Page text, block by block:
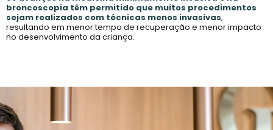
broncoscopia têm permitido que muitos procedimentos
sejam realizados com técnicas menos invasivas,
resultando em menor tempo de recuperação e menor impacto
no desenvolvimento da criança.